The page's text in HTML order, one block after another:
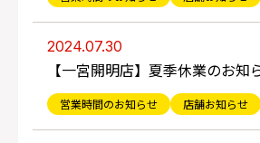
2024.07.30
【一宮開明店】夏季休業のお知
営業時間のお知らせ 店舗お知らせ